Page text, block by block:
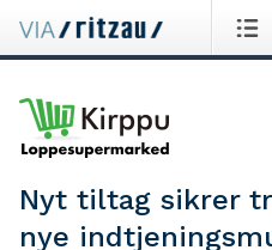
Nyt tiltag sikrer
nye